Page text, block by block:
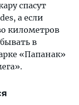
спасут
а если
километров
в
«Папанак»